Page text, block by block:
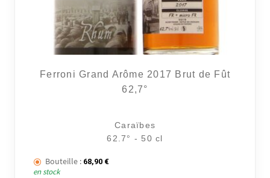
Ferroni Grand Arôme 2017 Brut de Fût
62,7°
Caraïbes
62.7° - 50 cl
Bouteille : 68,90 €
en stock